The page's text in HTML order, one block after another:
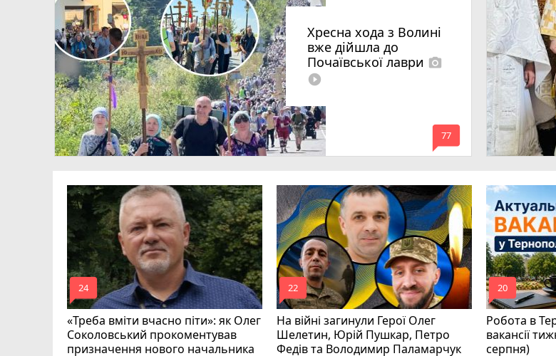
Хресна хода з Волині
вже дійшла до
Почаївської лаври photo_camera
play_circle_filled
mode_comment
77
«Треба вміти вчасно піти»: як Олег
Соколовський прокоментував
призначення нового начальника
mode_comment
24
На війні загинули Герої Олег
Шелетин, Юрій Пушкар, Петро
Федів та Володимир Паламарчук
mode_comment
22
Робота в
вакансії
серпня)
mode_comment
20